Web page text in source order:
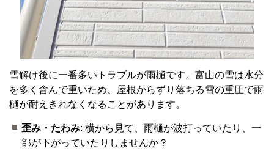
雪解け後に一番多いトラブルが雨樋です。富山の雪は水分
を多く含んで重いため、屋根からずり落ちる雪の重圧で雨
樋が耐えきれなくなることがあります。
歪み・たわみ: 横から見て、雨樋が波打っていたり、一
部が下がっていたりしませんか？